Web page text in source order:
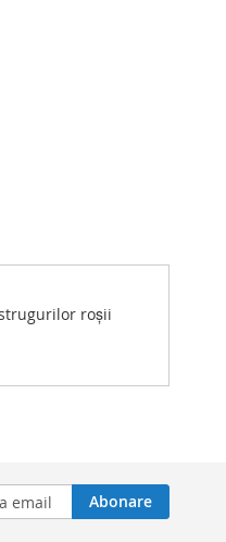
roșii
Abonare